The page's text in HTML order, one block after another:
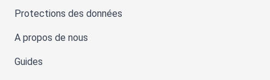
Protections des données
A propos de nous
Guides